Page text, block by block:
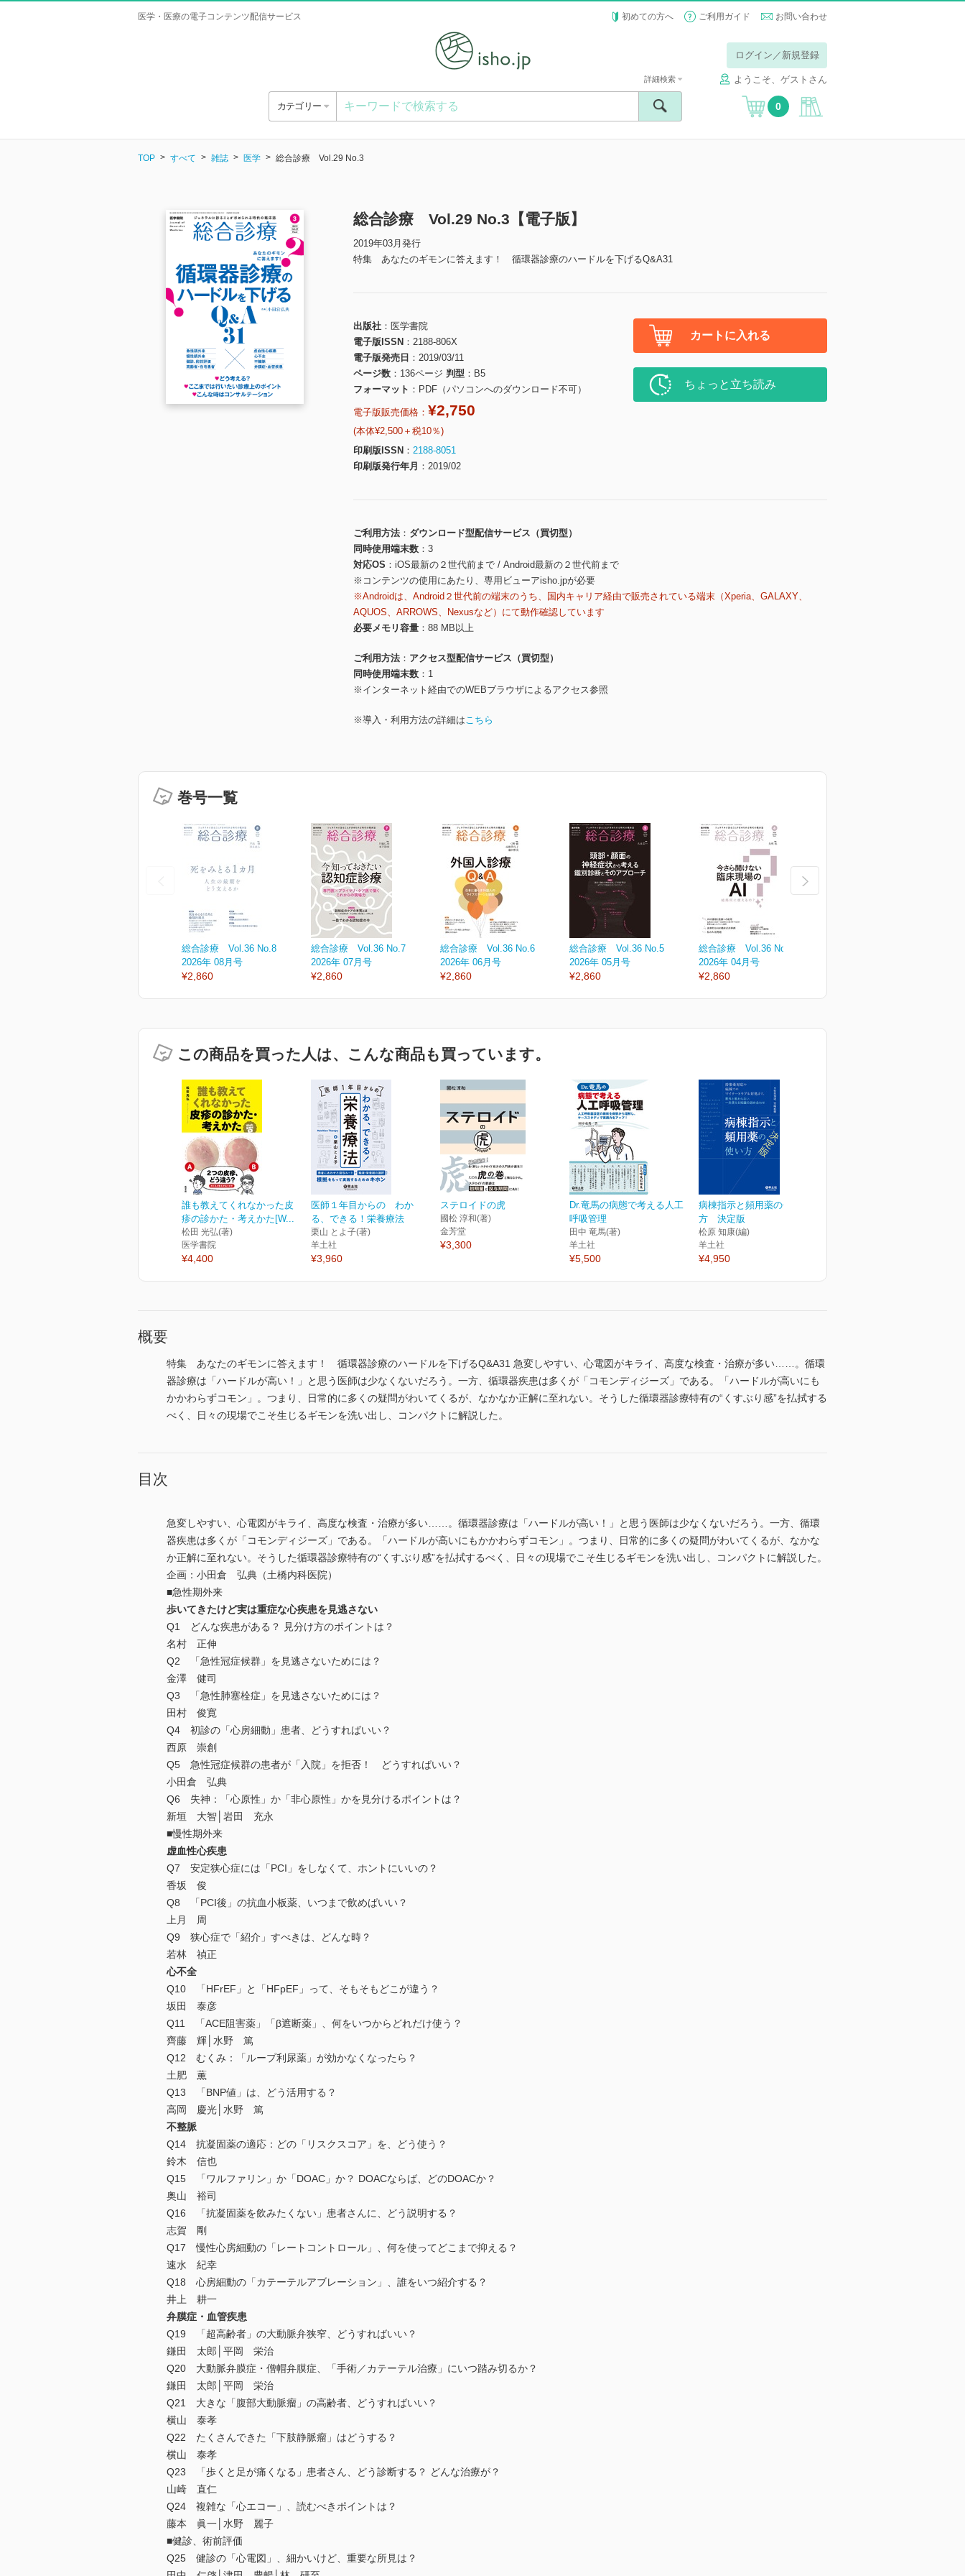
医学・医療の電子コンテンツ配信サービス 初めての方へ ご利用ガイド お問い合わせ
ログイン／新規登録
ようこそ、ゲストさん
カテゴリー
詳細検索
0
TOP すべて 雑誌 医学 総合診療 Vol.29 No.3
総合診療 Vol.29 No.3【電子版】
2019年03月発行
特集 あなたのギモンに答えます！ 循環器診療のハードルを下げるQ&A31
出版社
医学書院
電子版ISSN
2188-806X
電子版発売日
2019/03/11
ページ数
136ページ 判型
B5
フォーマット
PDF（パソコンへのダウンロード不可）
電子版販売価格： ¥2,750
(本体¥2,500＋税10％)
印刷版ISSN
2188-8051
印刷版発行年月
2019/02
カートに入れる
ちょっと立ち読み
ご利用方法
ダウンロード型配信サービス（買切型）
同時使用端末数
3
対応OS
iOS最新の２世代前まで / Android最新の２世代前まで
※コンテンツの使用にあたり、専用ビューアisho.jpが必要
※Androidは、Android２世代前の端末のうち、国内キャリア経由で販売されている端末（Xperia、GALAXY、
AQUOS、ARROWS、Nexusなど）にて動作確認しています
必要メモリ容量
88 MB以上
ご利用方法
アクセス型配信サービス（買切型）
同時使用端末数
1
※インターネット経由でのWEBブラウザによるアクセス参照
※導入・利用方法の詳細はこちら
巻号一覧
総合診療 Vol.36 No.8
2026年 08月号
¥2,860
総合診療 Vol.36 No.7
2026年 07月号
¥2,860
総合診療 Vol.36 No.6
2026年 06月号
¥2,860
総合診療 Vol.36 No.5
2026年 05月号
¥2,860
総合診療 Vol.36 No.4
2026年 04月号
¥2,860
この商品を買った人は、こんな商品も買っています。
誰も教えてくれなかった皮
疹の診かた・考えかた[W...
松田 光弘(著)
医学書院
¥4,400
医師１年目からの わか
る、できる！栄養療法
栗山 とよ子(著)
羊土社
¥3,960
ステロイドの虎
國松 淳和(著)
金芳堂
¥3,300
Dr.竜馬の病態で考える人工
呼吸管理
田中 竜馬(著)
羊土社
¥5,500
病棟指示と頻用薬の使い
方 決定版
松原 知康(編)
羊土社
¥4,950
概要
特集 あなたのギモンに答えます！ 循環器診療のハードルを下げるQ&A31 急変しやすい、心電図がキライ、高度な検査・治療が多い……。循環
器診療は「ハードルが高い！」と思う医師は少なくないだろう。一方、循環器疾患は多くが「コモンディジーズ」である。「ハードルが高いにも
かかわらずコモン」。つまり、日常的に多くの疑問がわいてくるが、なかなか正解に至れない。そうした循環器診療特有の“くすぶり感”を払拭する
べく、日々の現場でこそ生じるギモンを洗い出し、コンパクトに解説した。
目次
急変しやすい、心電図がキライ、高度な検査・治療が多い……。循環器診療は「ハードルが高い！」と思う医師は少なくないだろう。一方、循環
器疾患は多くが「コモンディジーズ」である。「ハードルが高いにもかかわらずコモン」。つまり、日常的に多くの疑問がわいてくるが、なかな
か正解に至れない。そうした循環器診療特有の“くすぶり感”を払拭するべく、日々の現場でこそ生じるギモンを洗い出し、コンパクトに解説した。
企画：小田倉 弘典（土橋内科医院）
■急性期外来
歩いてきたけど実は重症な心疾患を見逃さない
Q1 どんな疾患がある？ 見分け方のポイントは？
名村 正伸
Q2 「急性冠症候群」を見逃さないためには？
金澤 健司
Q3 「急性肺塞栓症」を見逃さないためには？
田村 俊寛
Q4 初診の「心房細動」患者、どうすればいい？
西原 崇創
Q5 急性冠症候群の患者が「入院」を拒否！ どうすればいい？
小田倉 弘典
Q6 失神：「心原性」か「非心原性」かを見分けるポイントは？
新垣 大智│岩田 充永
■慢性期外来
虚血性心疾患
Q7 安定狭心症には「PCI」をしなくて、ホントにいいの？
香坂 俊
Q8 「PCI後」の抗血小板薬、いつまで飲めばいい？
上月 周
Q9 狭心症で「紹介」すべきは、どんな時？
若林 禎正
心不全
Q10 「HFrEF」と「HFpEF」って、そもそもどこが違う？
坂田 泰彦
Q11 「ACE阻害薬」「β遮断薬」、何をいつからどれだけ使う？
齊藤 輝│水野 篤
Q12 むくみ：「ループ利尿薬」が効かなくなったら？
土肥 薫
Q13 「BNP値」は、どう活用する？
高岡 慶光│水野 篤
不整脈
Q14 抗凝固薬の適応：どの「リスクスコア」を、どう使う？
鈴木 信也
Q15 「ワルファリン」か「DOAC」か？ DOACならば、どのDOACか？
奥山 裕司
Q16 「抗凝固薬を飲みたくない」患者さんに、どう説明する？
志賀 剛
Q17 慢性心房細動の「レートコントロール」、何を使ってどこまで抑える？
速水 紀幸
Q18 心房細動の「カテーテルアブレーション」、誰をいつ紹介する？
井上 耕一
弁膜症・血管疾患
Q19 「超高齢者」の大動脈弁狭窄、どうすればいい？
鎌田 太郎│平岡 栄治
Q20 大動脈弁膜症・僧帽弁膜症、「手術／カテーテル治療」にいつ踏み切るか？
鎌田 太郎│平岡 栄治
Q21 大きな「腹部大動脈瘤」の高齢者、どうすればいい？
横山 泰孝
Q22 たくさんできた「下肢静脈瘤」はどうする？
横山 泰孝
Q23 「歩くと足が痛くなる」患者さん、どう診断する？ どんな治療が？
山崎 直仁
Q24 複雑な「心エコー」、読むべきポイントは？
藤本 眞一│水野 麗子
■健診、術前評価
Q25 健診の「心電図」、細かいけど、重要な所見は？